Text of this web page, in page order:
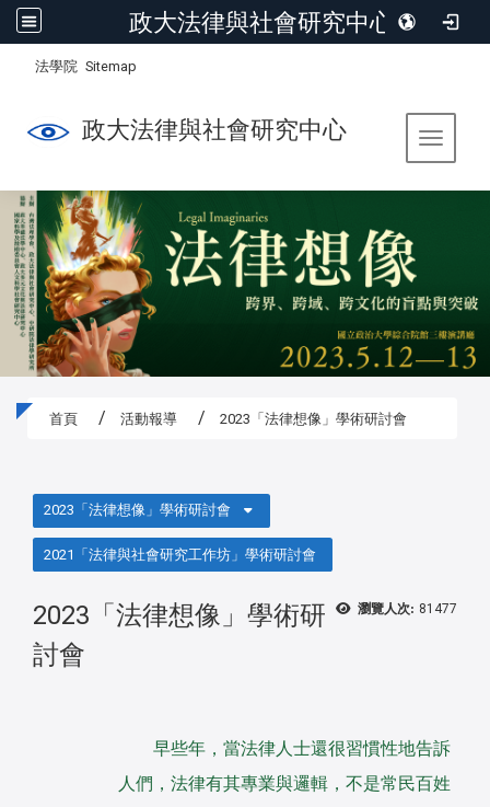
政大法律與社會研究中心
法學院 Sitemap
Toggle
政大法律與社會研究中心
首頁 活動報導 2023「法律想像」學術研討會
2023「法律想像」學術研討會
2021「法律與社會研究工作坊」學術研討會
瀏覽人次: 81477
2023「法律想像」學術研
討會
早些年，當法律人士還很習慣性地告訴
人們，法律有其專業與邏輯，不是常民百姓